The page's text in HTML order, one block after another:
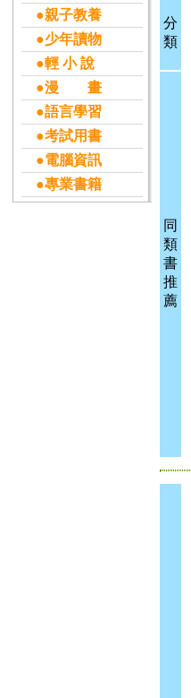
●親子教養
●少年讀物
●輕 小 說
●漫 畫
●語言學習
●考試用書
●電腦資訊
●專業書籍
分
類
同
類
書
推
薦